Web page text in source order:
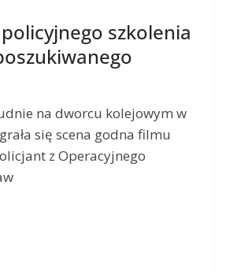
szkolenia
na dworcu kolejowym w
się scena godna filmu
z Operacyjnego